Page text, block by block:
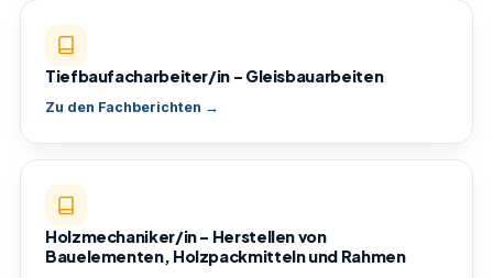
Tiefbaufacharbeiter/in – Gleisbauarbeiten
Zu den Fachberichten →
Holzmechaniker/in – Herstellen von
Bauelementen, Holzpackmitteln und Rahmen